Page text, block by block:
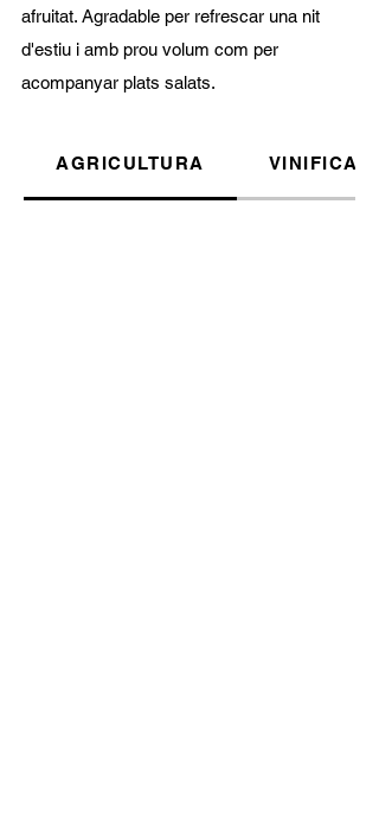
afruitat. Agradable per refrescar una nit
d'estiu i amb prou volum com per
acompanyar plats salats.
AGRICULTURA